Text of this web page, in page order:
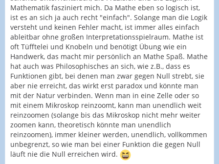
Mathematik fasziniert mich. Da Mathe eben so logisch ist,
ist es an sich ja auch recht "einfach". Solange man die Logik
versteht und keinen Fehler macht, ist immer alles einfach
ableitbar ohne großen Interpretationsspielraum. Mathe ist
oft Tüfftelei und Knobeln und benötigt Übung wie ein
Handwerk, das macht mir persönlich an Mathe Spaß. Mathe
hat auch was Philosophisches an sich, wie z.B., dass es
Funktionen gibt, bei denen man zwar gegen Null strebt, sie
aber nie erreicht, das wirkt erst paradox und könnte man
mit der Natur verbinden. Wenn man in eine Zelle oder so
mit einem Mikroskop reinzoomt, kann man unendlich weit
reinzoomen (solange bis das Mikroskop nicht mehr weiter
zoomen kann, theoretisch könnte man unendlich
reinzoomen), immer kleiner werden, unendlich, vollkommen
unbegrenzt, so wie man bei einer Funktion die gegen Null
läuft nie die Null erreichen wird.